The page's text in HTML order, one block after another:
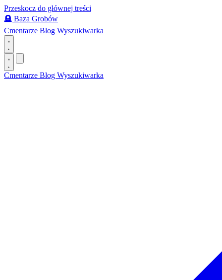
Przeskocz do głównej treści
🪦 Baza Grobów
Cmentarze Blog Wyszukiwarka
Cmentarze Blog Wyszukiwarka